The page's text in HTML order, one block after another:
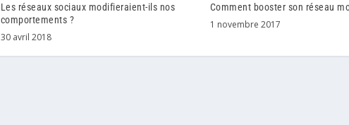
Les réseaux sociaux modifieraient-ils nos
comportements ?
30 avril 2018
Comment booster son réseau
1 novembre 2017